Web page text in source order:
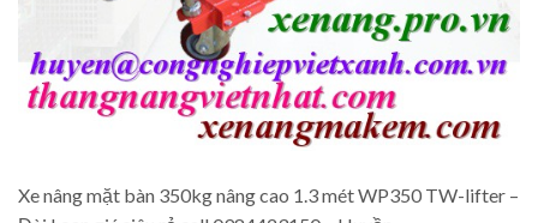
Xe nâng mặt bàn 350kg nâng cao 1.3 mét WP350 TW-lifter –